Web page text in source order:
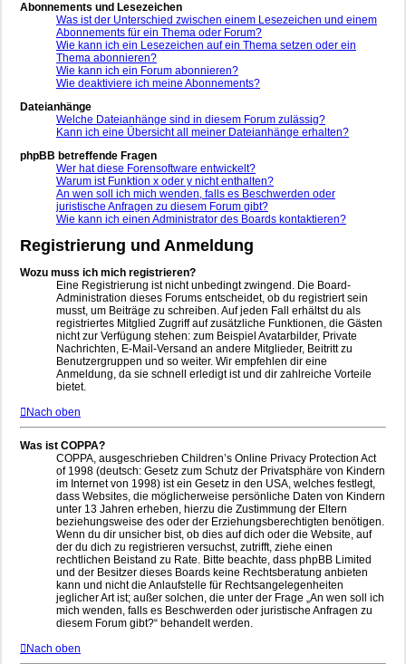
Abonnements und Lesezeichen
Was ist der Unterschied zwischen einem Lesezeichen und einem
Abonnements für ein Thema oder Forum?
Wie kann ich ein Lesezeichen auf ein Thema setzen oder ein
Thema abonnieren?
Wie kann ich ein Forum abonnieren?
Wie deaktiviere ich meine Abonnements?
Dateianhänge
Welche Dateianhänge sind in diesem Forum zulässig?
Kann ich eine Übersicht all meiner Dateianhänge erhalten?
phpBB betreffende Fragen
Wer hat diese Forensoftware entwickelt?
Warum ist Funktion x oder y nicht enthalten?
An wen soll ich mich wenden, falls es Beschwerden oder
juristische Anfragen zu diesem Forum gibt?
Wie kann ich einen Administrator des Boards kontaktieren?
Registrierung und Anmeldung
Wozu muss ich mich registrieren?
Eine Registrierung ist nicht unbedingt zwingend. Die Board-
Administration dieses Forums entscheidet, ob du registriert sein
musst, um Beiträge zu schreiben. Auf jeden Fall erhältst du als
registriertes Mitglied Zugriff auf zusätzliche Funktionen, die Gästen
nicht zur Verfügung stehen: zum Beispiel Avatarbilder, Private
Nachrichten, E-Mail-Versand an andere Mitglieder, Beitritt zu
Benutzergruppen und so weiter. Wir empfehlen dir eine
Anmeldung, da sie schnell erledigt ist und dir zahlreiche Vorteile
bietet.
Nach oben
Was ist COPPA?
COPPA, ausgeschrieben Children’s Online Privacy Protection Act
of 1998 (deutsch: Gesetz zum Schutz der Privatsphäre von Kindern
im Internet von 1998) ist ein Gesetz in den USA, welches festlegt,
dass Websites, die möglicherweise persönliche Daten von Kindern
unter 13 Jahren erheben, hierzu die Zustimmung der Eltern
beziehungsweise des oder der Erziehungsberechtigten benötigen.
Wenn du dir unsicher bist, ob dies auf dich oder die Website, auf
der du dich zu registrieren versuchst, zutrifft, ziehe einen
rechtlichen Beistand zu Rate. Bitte beachte, dass phpBB Limited
und der Besitzer dieses Boards keine Rechtsberatung anbieten
kann und nicht die Anlaufstelle für Rechtsangelegenheiten
jeglicher Art ist; außer solchen, die unter der Frage „An wen soll ich
mich wenden, falls es Beschwerden oder juristische Anfragen zu
diesem Forum gibt?“ behandelt werden.
Nach oben